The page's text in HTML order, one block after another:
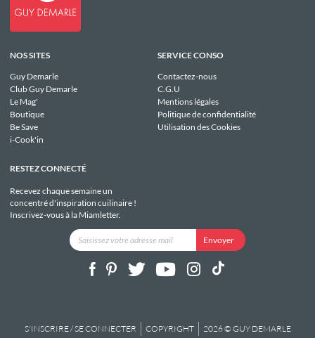
NOS SITES
Guy Demarle
Club Guy Demarle
Le Mag'
Boutique
Be Save
i-Cook'in
SERVICE CONSO
Contactez-nous
C.G.U
Mentions légales
Politique de confidentialité
Utilisation des Cookies
RESTEZ CONNECTÉ
Recevez chaque semaine un
concentré d'inspiration cuilinaire !
Inscrivez-vous à la Miamletter.
S'INSCRIRE / SE CONNECTER COPYRIGHT 2026 © GUY DEMARLE